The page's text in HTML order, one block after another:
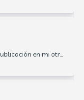
en mi otr...